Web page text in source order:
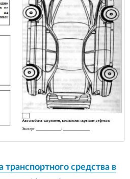
транспортного средства в